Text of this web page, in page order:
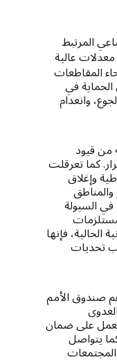
المرتبط
عالية
المقاطعات
في
وانعدام
من قيود
كما تعرقلت
وإغلاق
السيولة
الحالية، فإنها
تحديات
صندوق الأمم
على ضمان
يتواصل